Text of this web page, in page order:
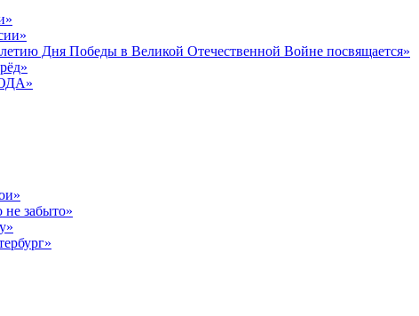
Дня Победы в Великой Отечественной Войне посвящается»
не забыто»